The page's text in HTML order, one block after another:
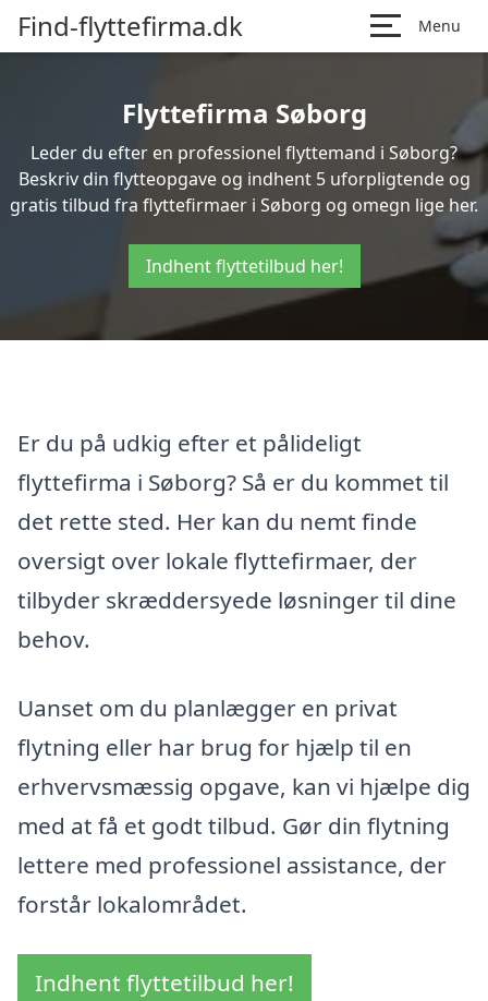
Find-flyttefirma.dk Menu
Flyttefirma Søborg
Leder du efter en professionel flyttemand i Søborg?
Beskriv din flytteopgave og indhent 5 uforpligtende og
gratis tilbud fra flyttefirmaer i Søborg og omegn lige her.
Indhent flyttetilbud her!
Er du på udkig efter et pålideligt
flyttefirma i Søborg? Så er du kommet til
det rette sted. Her kan du nemt finde
oversigt over lokale flyttefirmaer, der
tilbyder skræddersyede løsninger til dine
behov.
Uanset om du planlægger en privat
flytning eller har brug for hjælp til en
erhvervsmæssig opgave, kan vi hjælpe dig
med at få et godt tilbud. Gør din flytning
lettere med professionel assistance, der
forstår lokalområdet.
Indhent flyttetilbud her!